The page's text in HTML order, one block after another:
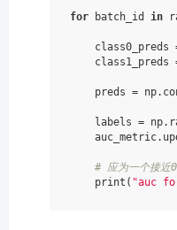
for batch_id in
class0_preds
class1_preds
preds = np.
labels = np.
auc_metric.
# 应为一个接近
print ( "auc